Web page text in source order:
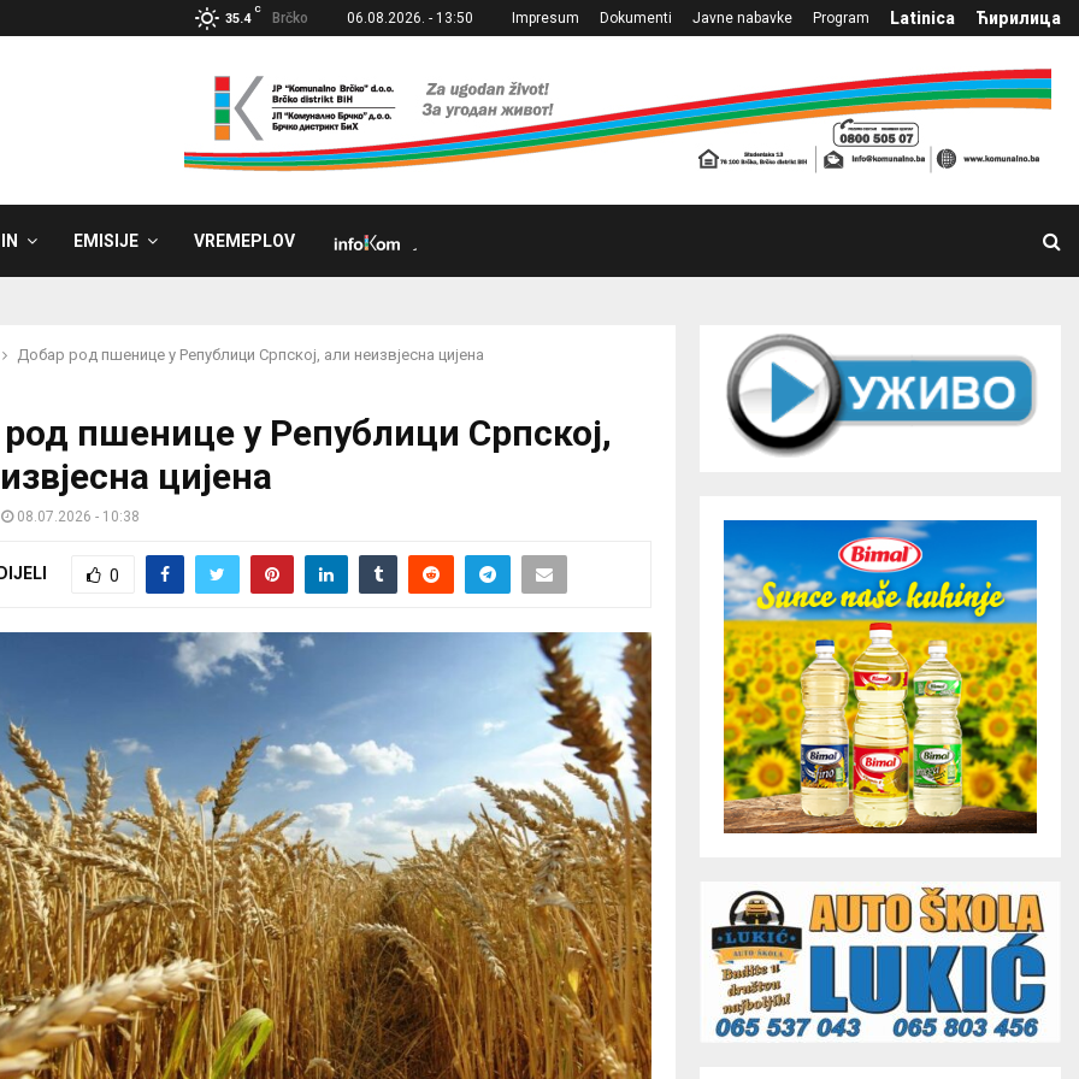
35.4
C
Brčko 06.08.2026. - 13:50 Impresum Dokumenti Javne nabavke Program Latinica Ћирилица
EMISIJE VREMEPLOV
Добар род пшенице у Републици Српској, али неизвјесна цијена
пшенице у Републици Српској,
цијена
08.07.2026 - 10:38
0